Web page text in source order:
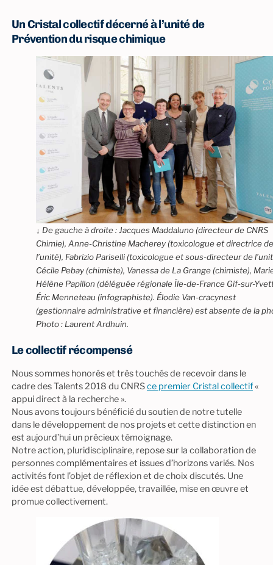
Un Cristal collectif décerné à l’unité de
Prévention du risque chimique
↓ De gauche à droite : Jacques Maddaluno (directeur de CNRS
Chimie), Anne-Christine Macherey (toxicologue et directrice de
l’unité), Fabrizio Pariselli (toxicologue et sous-directeur de
Cécile Pebay (chimiste), Vanessa de La Grange (chimiste),
Hélène Papillon (déléguée régionale Île-de-France Gif-sur-
Éric Menneteau (infographiste). Élodie Van-cracynest
(gestionnaire administrative et financière) est absente de la
Photo : Laurent Ardhuin.
Le collectif récompensé
Nous sommes honorés et très touchés de recevoir dans le
cadre des Talents 2018 du CNRSce premier Cristal collectif«
appui direct à la recherche ».
Nous avons toujours bénéficié du soutien de notre tutelle
dans le développement de nos projets et cette distinction en
est aujourd’hui un précieux témoignage.
Notre action, pluridisciplinaire, repose sur la collaboration de
personnes complémentaires et issues d’horizons variés. Nos
activités font l’objet de réflexion et de choix discutés. Une
idée est débattue, développée, travaillée, mise en œuvre et
promue collectivement.